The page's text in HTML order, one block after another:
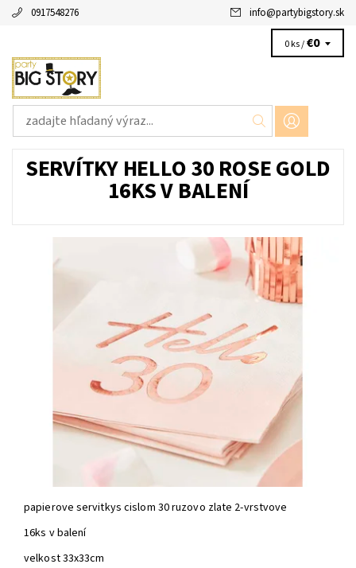
0917548276 info@partybigstory.sk
0 ks /€0
SERVÍTKY HELLO 30 ROSE GOLD
16KS V BALENÍ
papierove servitkys cislom 30 ruzovo zlate 2-vrstvove
16ks v balení
velkost 33x33cm